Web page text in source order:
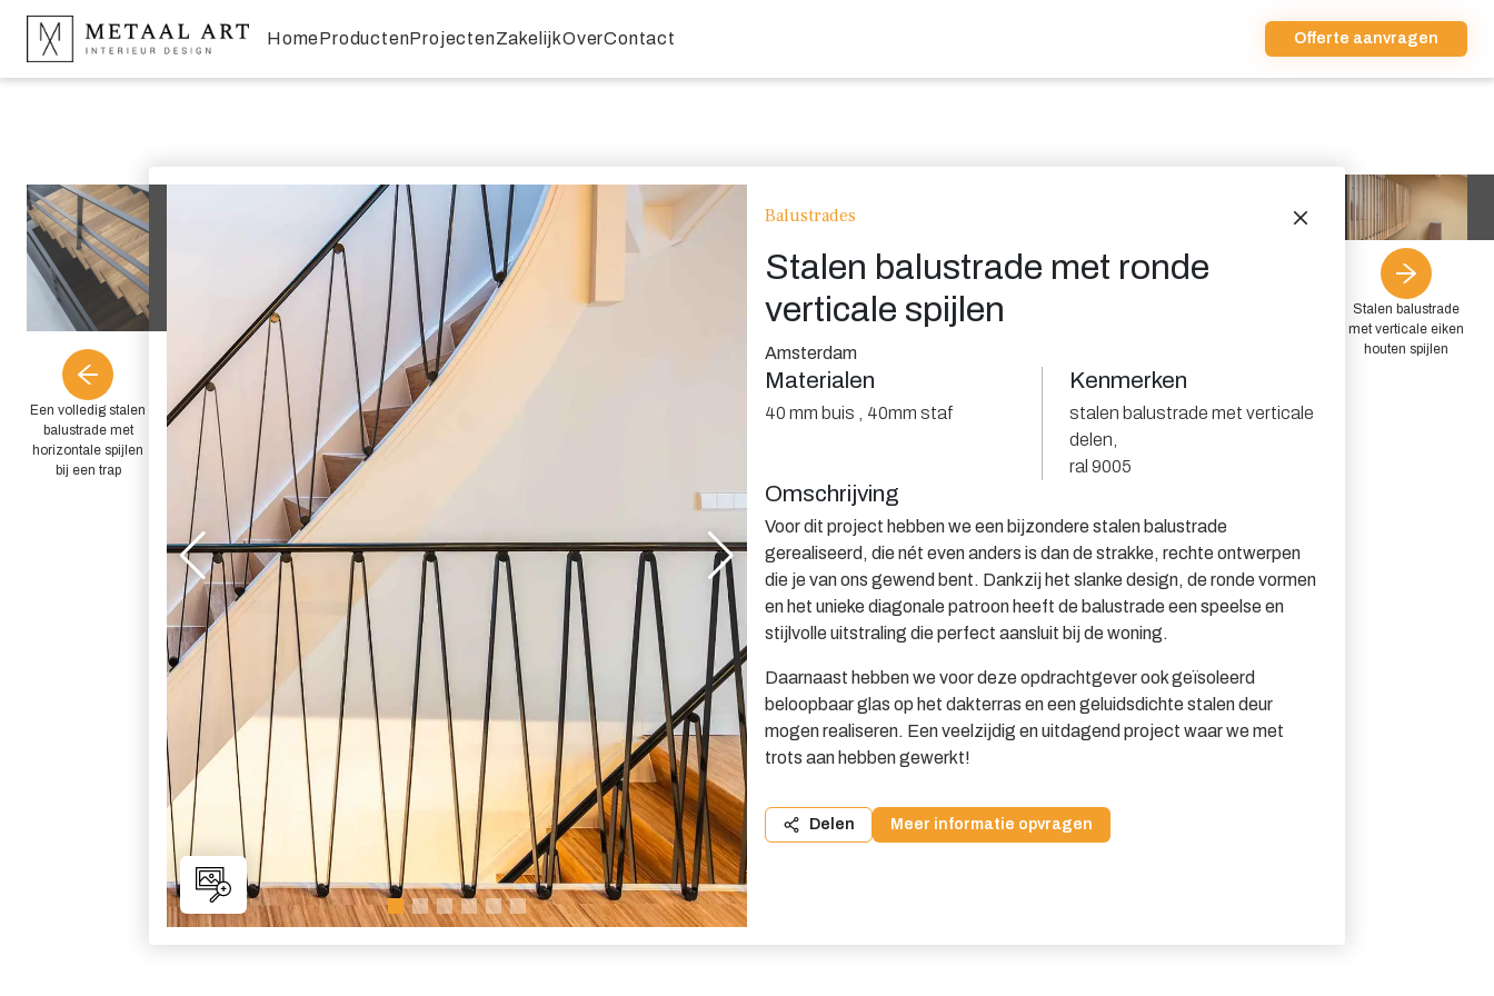
HomeProductenProjectenZakelijkOverContact Offerte aanvragen
Een volledig stalen
balustrade met
horizontale spijlen
bij een trap
Balustrades
Stalen balustrade met ronde
verticale spijlen
Amsterdam
Materialen
40 mm buis 40mm staf
Kenmerken
stalen balustrade met verticale
delen
ral 9005
Omschrijving
Voor dit project hebben we een bijzondere stalen balustrade
gerealiseerd, die nét even anders is dan de strakke, rechte ontwerpen
die je van ons gewend bent. Dankzij het slanke design, de ronde vormen
en het unieke diagonale patroon heeft de balustrade een speelse en
stijlvolle uitstraling die perfect aansluit bij de woning.
Daarnaast hebben we voor deze opdrachtgever ook geïsoleerd
beloopbaar glas op het dakterras en een geluidsdichte stalen deur
mogen realiseren. Een veelzijdig en uitdagend project waar we met
trots aan hebben gewerkt!
Delen Meer informatie opvragen
Stalen balustrade
met verticale eiken
houten spijlen